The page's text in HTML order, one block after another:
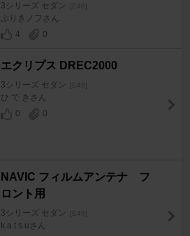
3シリーズ セダン [E46]
ぶりきノフさん
4
0
エクリプス DREC2000
3シリーズ セダン [E46]
ひ で きさん
0
0
NAVIC フィルムアンテナ フ
ロント用
3シリーズ セダン [E46]
k a t s uさん